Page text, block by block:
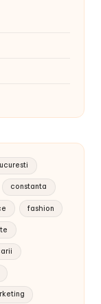
constanta
fashion